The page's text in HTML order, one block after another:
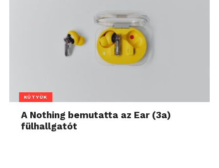
KÜTYÜK
A Nothing bemutatta az Ear (3a)
fülhallgatót